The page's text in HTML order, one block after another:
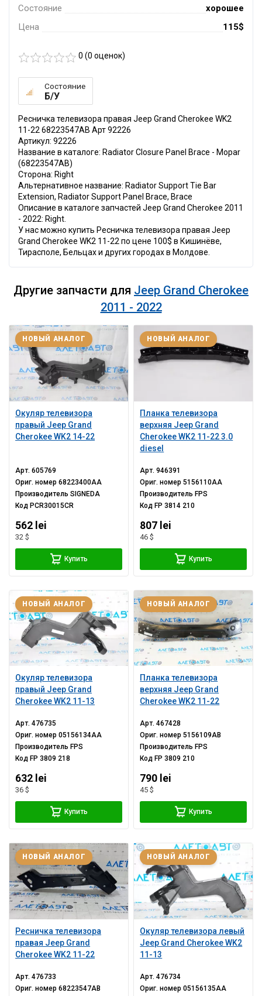
Состояние
хорошее
Цена
115$
0 (0 оценок)
Состояние
Б/У
Ресничка телевизора правая Jeep Grand Cherokee WK2
11-22 68223547AB Арт 92226
Артикул: 92226
Название в каталоге: Radiator Closure Panel Brace - Mopar
(68223547AB)
Сторона: Right
Альтернативное название: Radiator Support Tie Bar
Extension, Radiator Support Panel Brace, Brace
Описание в каталоге запчастей Jeep Grand Cherokee 2011
- 2022: Right.
У нас можно купить Ресничка телевизора правая Jeep
Grand Cherokee WK2 11-22 по цене 100$ в Кишинёве,
Тирасполе, Бельцах и других городах в Молдове.
Другие запчасти для Jeep Grand Cherokee
2011 - 2022
Окуляр телевизора
правый Jeep Grand
Cherokee WK2 14-22
НОВЫЙ АНАЛОГ
Арт.605769
Ориг. номер68223400AA
ПроизводительSIGNEDA
КодPCR30015CR
562 lei
32 $
Купить
Планка телевизора
верхняя Jeep Grand
Cherokee WK2 11-22 3.0
diesel
НОВЫЙ АНАЛОГ
Арт.946391
Ориг. номер5156110AA
ПроизводительFPS
КодFP 3814 210
807 lei
46 $
Купить
Окуляр телевизора
правый Jeep Grand
Cherokee WK2 11-13
НОВЫЙ АНАЛОГ
Арт.476735
Ориг. номер05156134AA
Производитель FPS
Код FP 3809 218
632 lei
36 $
Купить
Планка телевизора
верхняя Jeep Grand
Cherokee WK2 11-22
НОВЫЙ АНАЛОГ
Арт.467428
Ориг. номер5156109AB
Производитель FPS
Код FP 3809 210
790 lei
45 $
Купить
Ресничка телевизора
правая Jeep Grand
Cherokee WK2 11-22
НОВЫЙ АНАЛОГ
Арт.476733
Ориг. номер68223547AB
Окуляр телевизора левый
Jeep Grand Cherokee WK2
11-13
НОВЫЙ АНАЛОГ
Арт.476734
Ориг. номер05156135AA